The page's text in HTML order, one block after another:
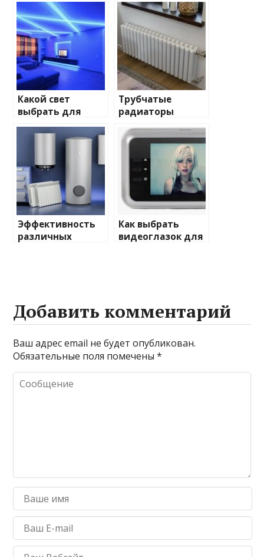
Какой свет
выбрать для
домашнего
освещения
Трубчатые
радиаторы
отопления: виды
и характеристики
Эффективность
различных
Как выбрать
видеоглазок для
Добавить комментарий
Ваш адрес email не будет опубликован.
Обязательные поля помечены*